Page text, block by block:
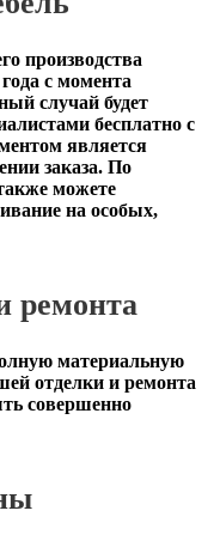
производства
с момента
случай будет
бесплатно с
является
заказа. По
можете
на особых,
ремонта
материальную
отделки и ремонта
совершенно